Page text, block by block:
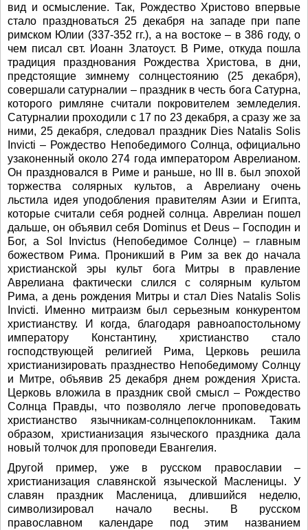
вид и осмысление. Так, Рождество Христово впервые
стало праздноваться 25 декабря на западе при папе
римском Юлии (337-352 гг.), а на востоке – в 386 году, о
чем писал свт. Иоанн Златоуст. В Риме, откуда пошла
традиция празднования Рождества Христова, в дни,
предстоящие зимнему солнцестоянию (25 декабря),
совершали сатурналии – праздник в честь бога Сатурна,
которого римляне считали покровителем земледелия.
Сатурналии проходили с 17 по 23 декабря, а сразу же за
ними, 25 декабря, следовал праздник Dies Natalis Solis
Invicti – Рождество Непобедимого Солнца, официально
узаконенный около 274 года императором Аврелианом.
Он праздновался в Риме и раньше, но III в. был эпохой
торжества солярных культов, а Аврелиану очень
льстила идея уподобления правителям Азии и Египта,
которые считали себя родней солнца. Аврелиан пошел
дальше, он объявил себя Dominus et Deus – Господин и
Бог, а Sol Invictus (Непобедимое Солнце) – главным
божеством Рима. Проникший в Рим за век до начала
христианской эры культ бога Митры в правление
Аврелиана фактически слился с солярным культом
Рима, а день рождения Митры и стал Dies Natalis Solis
Invicti. Именно митраизм был серьезным конкурентом
христианству. И когда, благодаря равноапостольному
императору Константину, христианство стало
господствующей религией Рима, Церковь решила
христианизировать празднество Непобедимому Солнцу
и Митре, объявив 25 декабря днем рождения Христа.
Церковь вложила в праздник свой смысл – Рождество
Солнца Правды, что позволяло легче проповедовать
христианство язычникам-солнцепоклонникам. Таким
образом, христианизация языческого праздника дала
новый толчок для проповеди Евангелия.
Другой пример, уже в русском православии –
христианизация славянской языческой Масленицы. У
славян праздник Масленица, длившийся неделю,
символизировал начало весны. В русском
православном календаре под этим названием